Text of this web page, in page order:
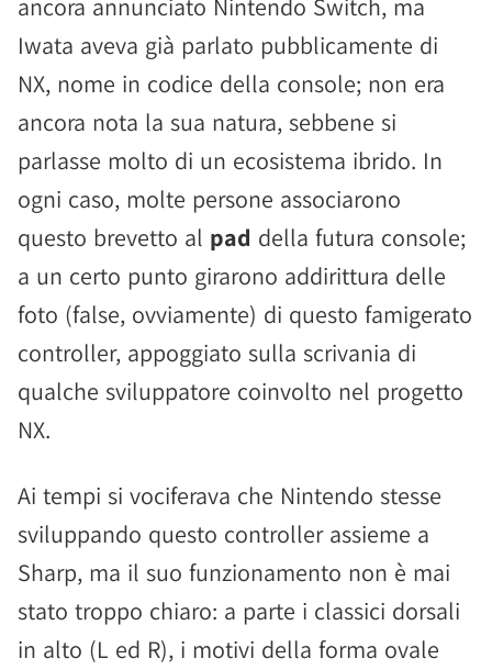
ancora annunciato Nintendo Switch, ma
Iwata aveva già parlato pubblicamente di
NX, nome in codice della console; non era
ancora nota la sua natura, sebbene si
parlasse molto di un ecosistema ibrido. In
ogni caso, molte persone associarono
questo brevetto al pad della futura console;
a un certo punto girarono addirittura delle
foto (false, ovviamente) di questo famigerato
controller, appoggiato sulla scrivania di
qualche sviluppatore coinvolto nel progetto
NX.
Ai tempi si vociferava che Nintendo stesse
sviluppando questo controller assieme a
Sharp, ma il suo funzionamento non è mai
stato troppo chiaro: a parte i classici dorsali
in alto (L ed R), i motivi della forma ovale